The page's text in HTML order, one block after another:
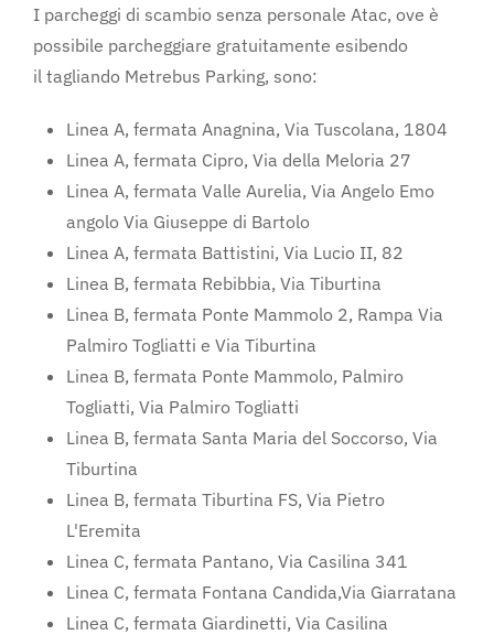
I parcheggi di scambio senza personale Atac, ove è
possibile parcheggiare gratuitamente esibendo
il tagliando Metrebus Parking, sono:
Linea A, fermata Anagnina, Via Tuscolana, 1804
Linea A, fermata Cipro, Via della Meloria 27
Linea A, fermata Valle Aurelia, Via Angelo Emo
angolo Via Giuseppe di Bartolo
Linea A, fermata Battistini, Via Lucio II, 82
Linea B, fermata Rebibbia, Via Tiburtina
Linea B, fermata Ponte Mammolo 2, Rampa Via
Palmiro Togliatti e Via Tiburtina
Linea B, fermata Ponte Mammolo, Palmiro
Togliatti, Via Palmiro Togliatti
Linea B, fermata Santa Maria del Soccorso, Via
Tiburtina
Linea B, fermata Tiburtina FS, Via Pietro
L'Eremita
Linea C, fermata Pantano, Via Casilina 341
Linea C, fermata Fontana Candida,Via Giarratana
Linea C, fermata Giardinetti, Via Casilina